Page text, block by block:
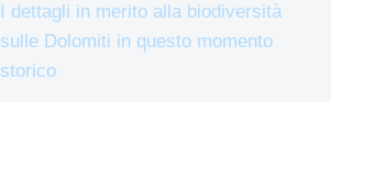
I dettagli in merito alla biodiversità
sulle Dolomiti in questo momento
storico